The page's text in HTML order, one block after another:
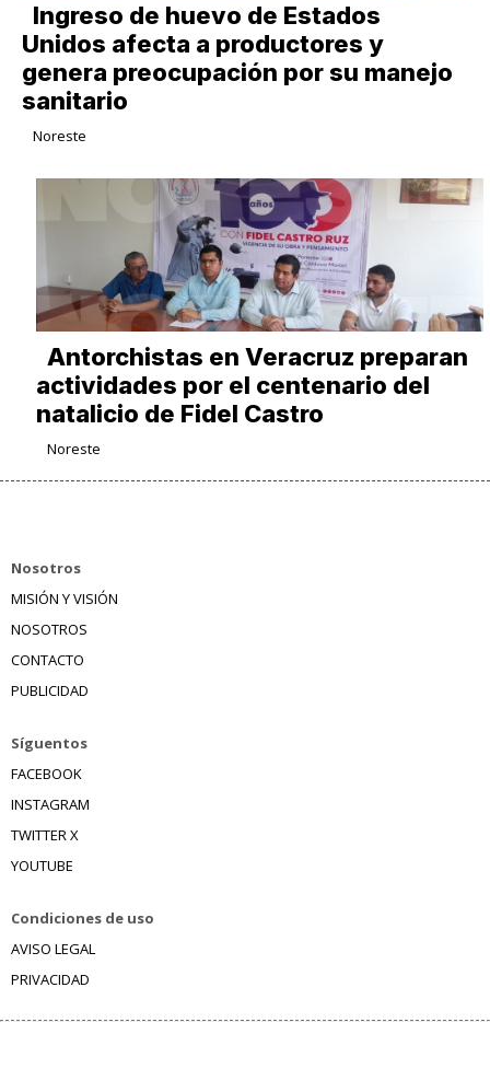
Ingreso de huevo de Estados
Unidos afecta a productores y
genera preocupación por su manejo
sanitario
Noreste
Antorchistas en Veracruz preparan
actividades por el centenario del
natalicio de Fidel Castro
Noreste
Nosotros
MISIÓN Y VISIÓN
NOSOTROS
CONTACTO
PUBLICIDAD
Síguentos
FACEBOOK
INSTAGRAM
TWITTER X
YOUTUBE
Condiciones de uso
AVISO LEGAL
PRIVACIDAD